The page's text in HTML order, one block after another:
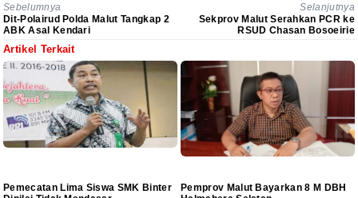
Sebelumnya
Dit-Polairud Polda Malut Tangkap 2
ABK Asal Kendari
Selanjutnya
Sekprov Malut Serahkan PCR ke
RSUD Chasan Bosoeirie
Artikel Terkait
Pemecatan Lima Siswa SMK Binter
Pemprov Malut Bayarkan 8 M DBH